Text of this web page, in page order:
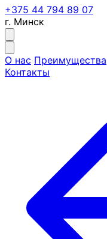
+375 44 794 89 07
г. Минск
О нас Преимущества
Контакты